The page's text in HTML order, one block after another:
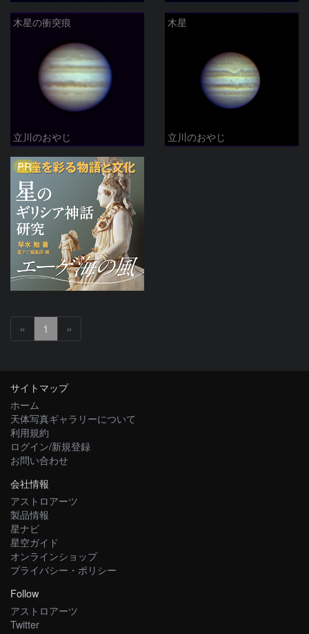
木星の衝突痕
立川のおやじ
木星
立川のおやじ
PR
« 1 »
サイトマップ
ホーム
天体写真ギャラリーについて
利用規約
ログイン/新規登録
お問い合わせ
会社情報
アストロアーツ
製品情報
星ナビ
星空ガイド
オンラインショップ
プライバシー・ポリシー
Follow
アストロアーツ
Twitter